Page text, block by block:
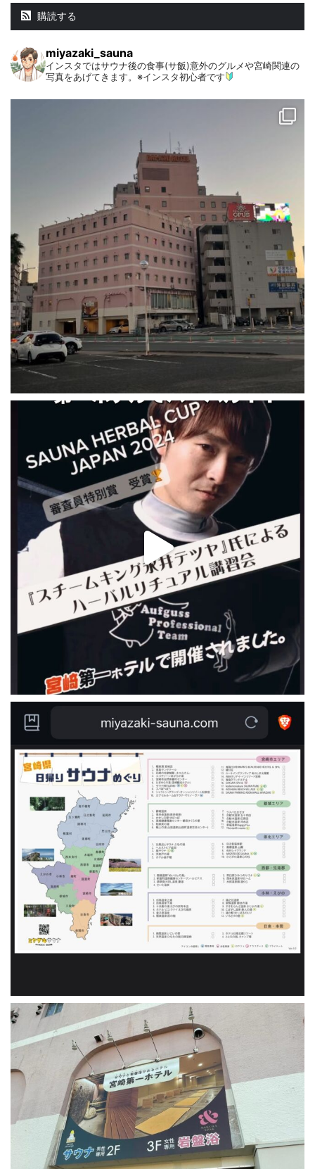
購読する
miyazaki_sauna
インスタではサウナ後の食事(サ飯)意外のグルメや宮崎関連の
写真をあげてきます。※インスタ初心者です